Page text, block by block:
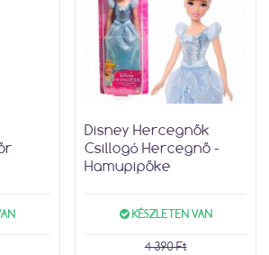
Disney Hercegnők
Csillogó Hercegnő -
Hamupipőke
KÉSZLETEN VAN
4 390 Ft